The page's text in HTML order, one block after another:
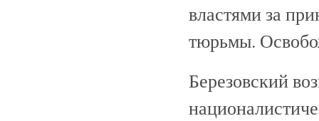
властями за
тюрьмы.
Березовский